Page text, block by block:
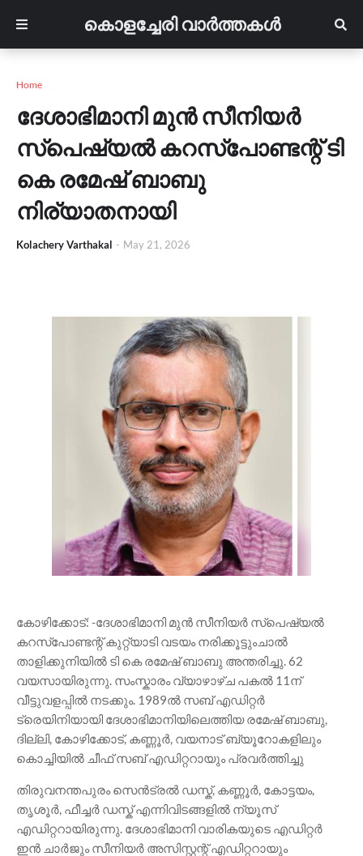
കൊളച്ചേരി വാർത്തകൾ
Home
ദേശാഭിമാനി മുൻ സീനിയർ
സ്പെഷ്യൽ കറസ്‌പോണ്ടന്റ്‌ ടി
കെ രമേഷ്‌ ബാബു
നിര്യാതനായി
Kolachery Varthakal - May 21, 2026
കോഴിക്കോട്‌: -ദേശാഭിമാനി മുൻ സീനിയർ സ്പെഷ്യൽ
കറസ്‌പോണ്ടന്റ്‌ കുറ്റ്യാടി വടയം നരിക്കൂട്ടുംചാൽ
താളിക്കുനിയിൽ ടി കെ രമേഷ്‌ ബാബു അന്തരിച്ചു. 62
വയസായിരുന്നു. സംസ്കാരം വ്യാഴാ‍ഴ്ച പകൽ 11ന്‌
വീട്ടുവളപ്പിൽ നടക്കും. 1989ൽ സബ് എഡിറ്റർ
ട്രെയിനിയായി ദേശാഭിമാനിയിലെത്തിയ രമേഷ്‌ ബാബു,
ദില്ലി, കോഴിക്കോട്, കണ്ണൂർ, വയനാട് ബ്യൂറോകളിലും
കൊച്ചിയിൽ ചീഫ് സബ് എഡിറ്ററായും പ്രവർത്തിച്ചു
തിരുവനന്തപുരം സെൻട്രൽ ഡസ്ക്, കണ്ണൂർ, കോട്ടയം,
തൃശൂർ, ഫീച്ചർ ഡസ്ക് എന്നിവിടങ്ങളിൽ ന്യൂസ്
എഡിറ്ററായിരുന്നു. ദേശാഭിമാനി വാരികയുടെ എഡിറ്റർ
ഇൻ ചാർജും സീനിയർ അസിസ്റ്റന്റ്‌ എഡിറ്ററായും